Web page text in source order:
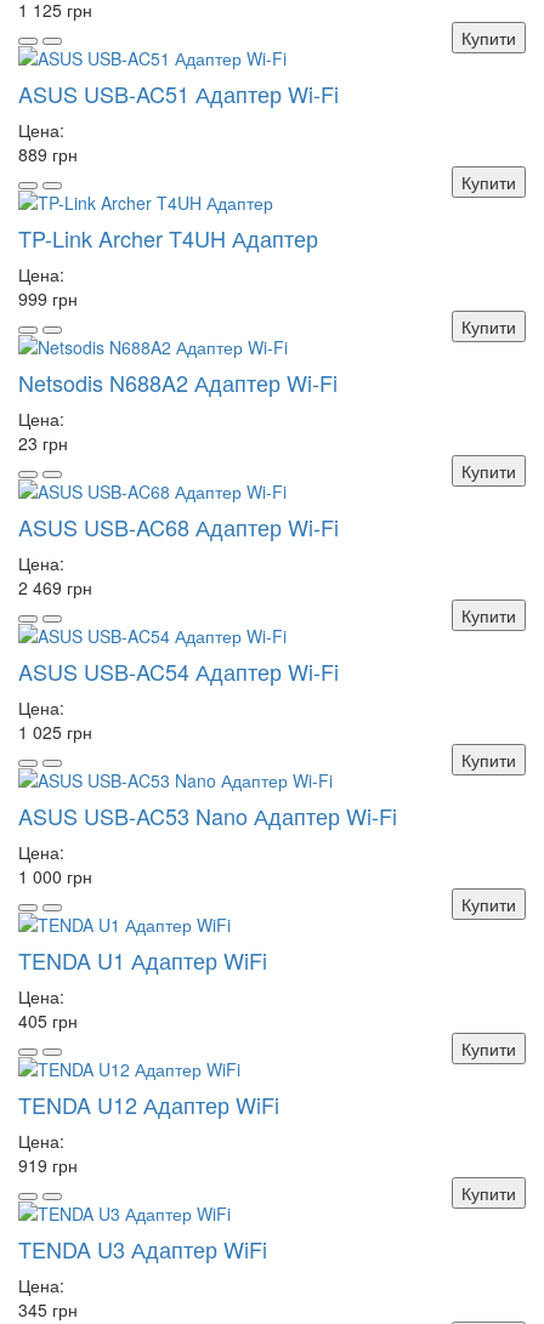
1 125 грн
Купити
ASUS USB-AC51 Адаптер Wi-Fi
Цена:
889 грн
Купити
TP-Link Archer T4UH Адаптер
Цена:
999 грн
Купити
Netsodis N688A2 Адаптер Wi-Fi
Цена:
23 грн
Купити
ASUS USB-AC68 Адаптер Wi-Fi
Цена:
2 469 грн
Купити
ASUS USB-AC54 Адаптер Wi-Fi
Цена:
1 025 грн
Купити
ASUS USB-AC53 Nano Адаптер Wi-Fi
Цена:
1 000 грн
Купити
TENDA U1 Адаптер WiFi
Цена:
405 грн
Купити
TENDA U12 Адаптер WiFi
Цена:
919 грн
Купити
TENDA U3 Адаптер WiFi
Цена:
345 грн